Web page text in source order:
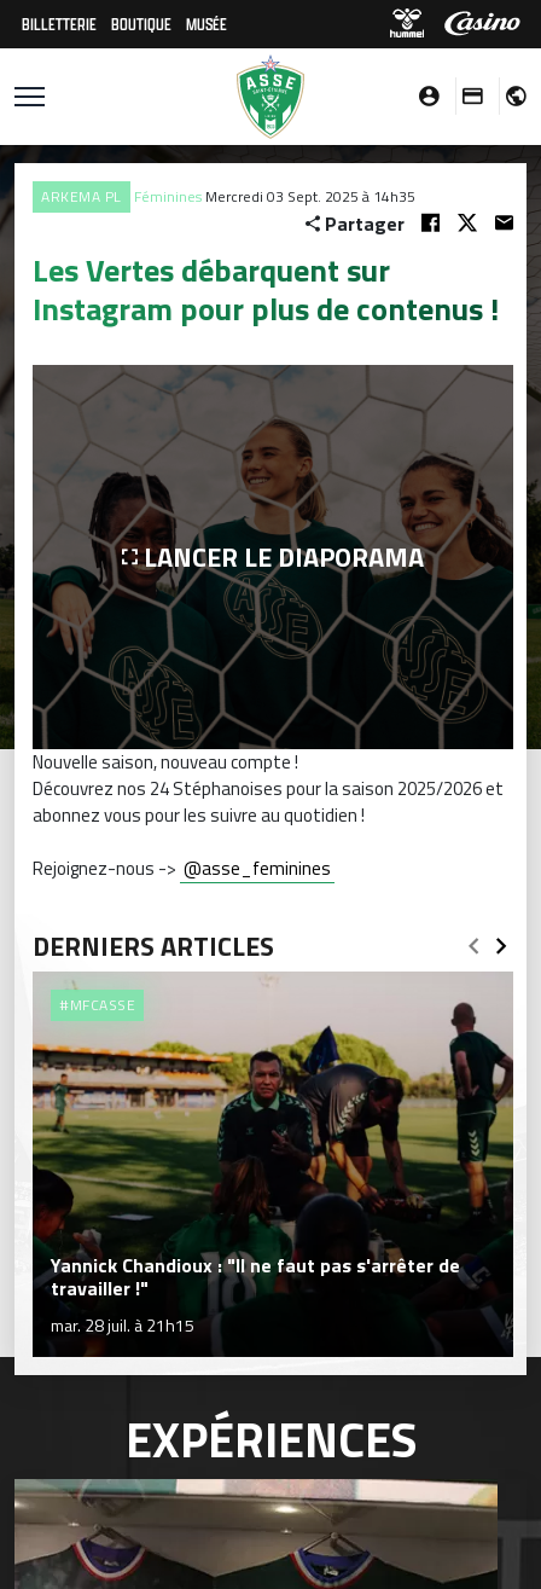
BILLETTERIE BOUTIQUE MUSÉE
ARKEMA PL Féminines Mercredi 03 Sept. 2025 à 14h35
Partager
Les Vertes débarquent sur
Instagram pour plus de contenus !
LANCER LE DIAPORAMA
Nouvelle saison, nouveau compte !
Découvrez nos 24 Stéphanoises pour la saison 2025/2026 et
abonnez vous pour les suivre au quotidien !
Rejoignez-nous -> @asse_feminines
DERNIERS ARTICLES
#MFCASSE
Yannick Chandioux : "Il ne faut pas s'arrêter de
travailler !"
mar. 28 juil. à 21h15
EXPÉRIENCES